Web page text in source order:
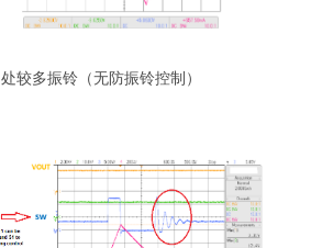
处较多振铃（无防振铃控制）